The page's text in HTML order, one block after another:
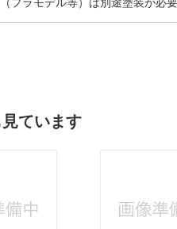
ラモデル等）は別途塗装が必要
ています